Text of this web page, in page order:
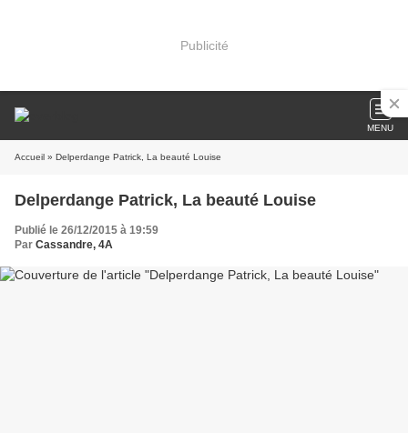
Publicité
MENU
Accueil » Delperdange Patrick, La beauté Louise
Delperdange Patrick, La beauté Louise
Publié le 26/12/2015 à 19:59
Par Cassandre, 4A